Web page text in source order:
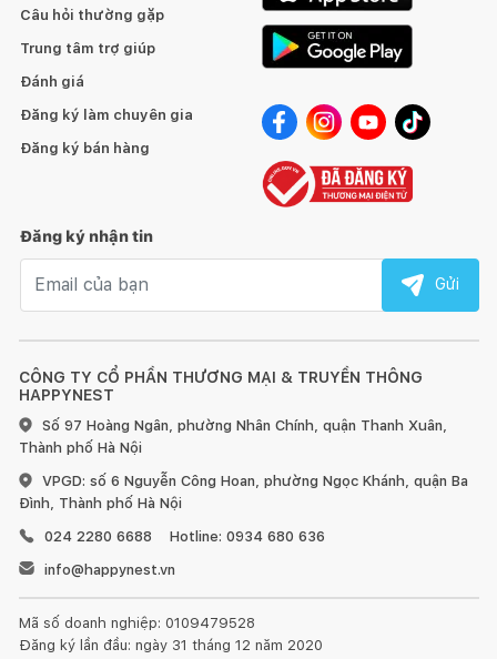
Công nghệ chiên, nướng - Nhiệt độ, thời gian
- Công nghệ làm nóng Rapid Air giúp thực phẩm chín đồng
đều, bên trong mềm ngon, bên ngoài giòn vàng hấp dẫn, giảm
lượng chất béo, tốt cho sức khỏe của gia đình bạn.
- Nồi còn trang bị công nghệ hấp siêu nhiệt Steam Active giúp
- Nhiệt độ điều chỉnh từ 80 - 200°C, thời gian hẹn giờ đến 60
phút cho bạn tùy chỉnh linh hoạt, đảm bảo món ăn chín chuẩn
vị, không bị cháy khét.
CÔNG TY CỔ PHẦN THƯƠNG MẠI & TRUYỀN THÔNG
HAPPYNEST
Số 97 Hoàng Ngân, phường Nhân Chính, quận Thanh Xuân,
Thành phố Hà Nội
VPGD: số 6 Nguyễn Công Hoan, phường Ngọc Khánh, quận Ba
Đình, Thành phố Hà Nội
024 2280 6688
Hotline: 0934 680 636
info@happynest.vn
Mã số doanh nghiệp: 0109479528
Đăng ký lần đầu: ngày 31 tháng 12 năm 2020
Câu hỏi thường gặp
Trung tâm trợ giúp
Đánh giá
Đăng ký làm chuyên gia
Đăng ký bán hàng
Đăng ký nhận tin
Gửi